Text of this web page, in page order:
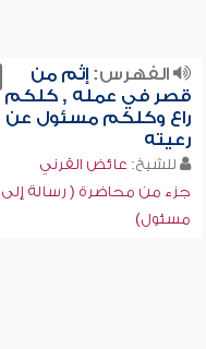
الفهرس:إثم من
قصر في عمله , كلكم
راع وكلكم مسئول عن
رعيته
للشيخ: عائض القرني
جزء من محاضرة ( رسالة إلى
مسئول)